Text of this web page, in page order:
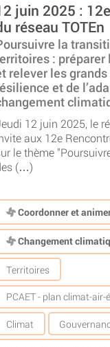
juin 2025 :
réseau TOTEn
la
: préparer
relever les
et de
12 juin 2025, le
aux 12e
le thème
(…)
Coordonner et
Changement
Territoires
PCAET - plan climat-
Climat